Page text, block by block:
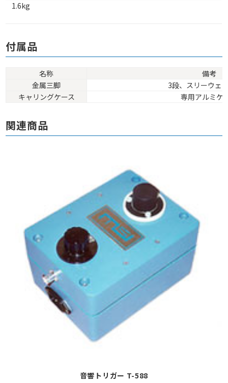
1.6kg
付属品
名称
備考
金属三脚
3段、スリーウェ
キャリングケース
専用アルミケ
関連商品
音響トリガー T-588